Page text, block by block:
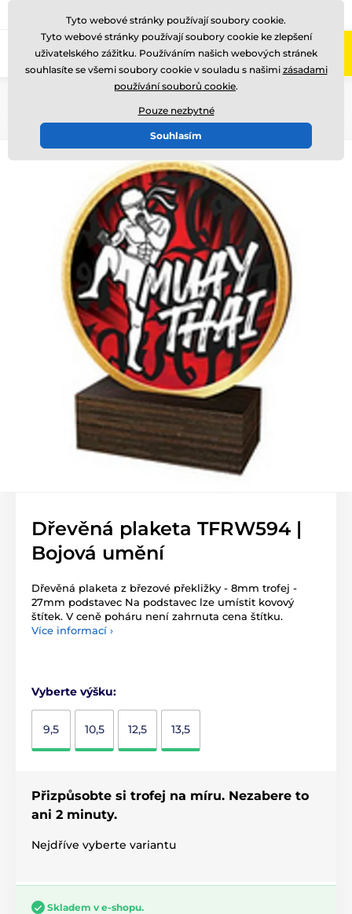
Zavolejte nám (Po-Pá 8-17)
Dřevěná plaketa TFRW594 |
Bojová umění
Dřevěná plaketa z březové překližky - 8mm trofej -
27mm podstavec Na podstavec lze umístit kovový
štítek. V ceně poháru není zahrnuta cena štítku.
Více informací ›
Vyberte výšku:
9,5 10,5 12,5 13,5
Přizpůsobte si trofej na míru. Nezabere to
ani 2 minuty.
Nejdříve vyberte variantu
Skladem v e-shopu.
Tyto webové stránky používají soubory cookie.
Tyto webové stránky používají soubory cookie ke zlepšení
uživatelského zážitku. Používáním našich webových stránek
souhlasíte se všemi soubory cookie v souladu s našimi zásadami
používání souborů cookie.
Pouze nezbytné
Souhlasím